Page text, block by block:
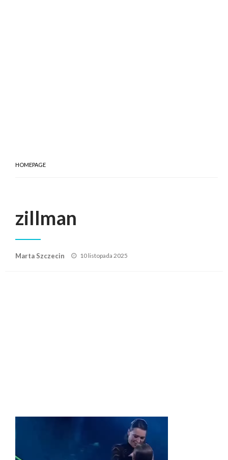
HOMEPAGE
zillman
Marta Szczecin
Posted
10 listopada 2025